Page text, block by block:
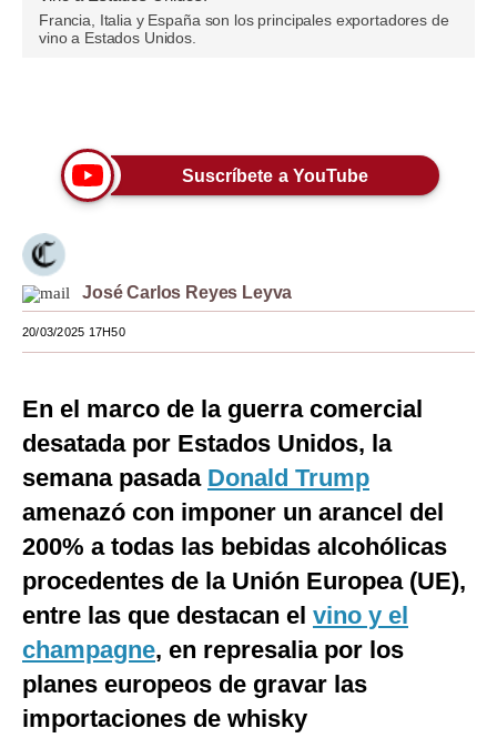
Moda
Mundo
España
Internacional
Club del Suscriptor
Mix
G de Gestión
Notas Contratadas
Podcast
Francia, Italia y España son los principales exportadores de
vino a Estados Unidos.
Suscríbete a YouTube
José Carlos Reyes Leyva
20/03/2025 17H50
En el marco de la guerra comercial
desatada por Estados Unidos, la
semana pasada Donald Trump
amenazó con imponer un arancel del
200% a todas las bebidas alcohólicas
procedentes de la Unión Europea (UE),
entre las que destacan el vino y el
champagne, en represalia por los
planes europeos de gravar las
importaciones de whisky